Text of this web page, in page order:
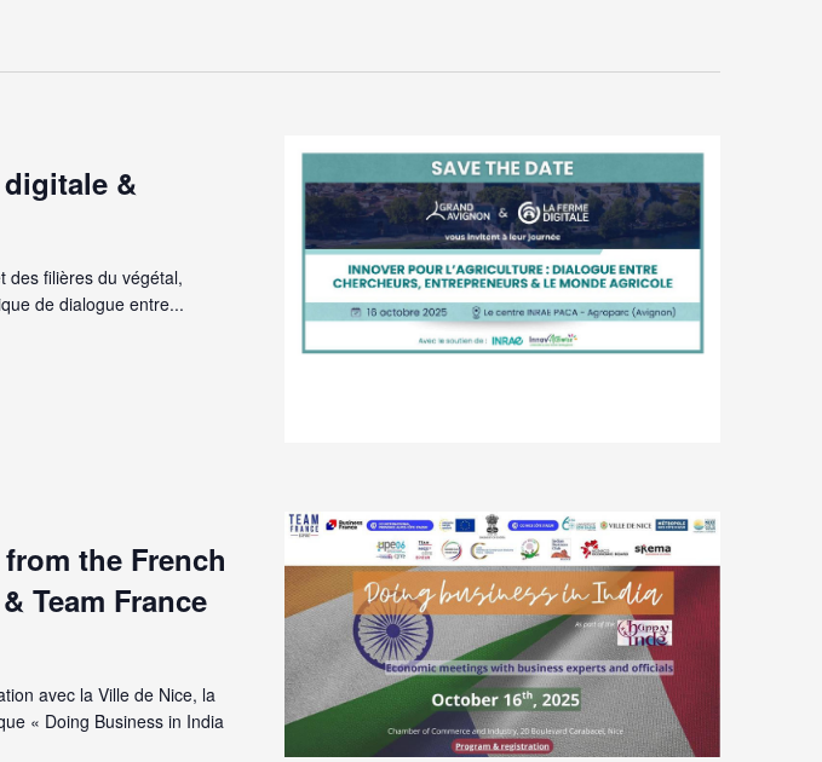
&
des filières du végétal,
de dialogue entre...
the French
Team France
avec la Ville de Nice, la
« Doing Business in India